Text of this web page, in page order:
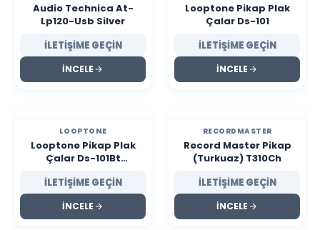
Audio Technica At-
Lp120-Usb Silver
İLETİŞİME GEÇİN
İNCELE
Looptone Pikap Plak
Çalar Ds-101
İLETİŞİME GEÇİN
İNCELE
LOOPTONE
Looptone Pikap Plak
Çalar Ds-101Bt
İLETİŞİME GEÇİN
İNCELE
RECORDMASTER
Record Master Pikap
(Turkuaz) T310Ch
İLETİŞİME GEÇİN
İNCELE